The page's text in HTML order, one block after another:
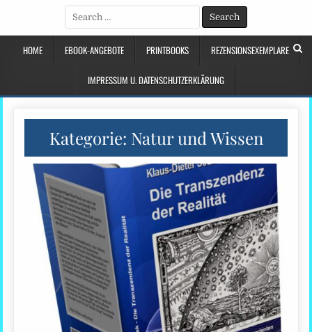
Search
for:
HOME EBOOK-ANGEBOTE PRINTBOOKS REZENSIONSEXEMPLARE
IMPRESSUM U. DATENSCHUTZERKLÄRUNG
Kategorie: Natur und Wissen